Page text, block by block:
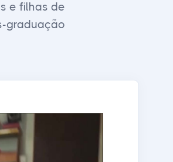
e filhas de
graduação